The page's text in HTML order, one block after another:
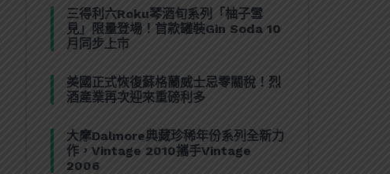
三得利六Roku琴酒旬系列「柚子雪
見」限量登場！首款罐裝Gin Soda 10
月同步上市
美國正式恢復蘇格蘭威士忌零關稅！烈
酒產業再次迎來重磅利多
大摩Dalmore典藏珍稀年份系列全新力
作，Vintage 2010攜手Vintage
2006